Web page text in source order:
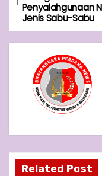
o
s
v
Penyalahgunaan
Jenis Sabu-Sabu
Related Post